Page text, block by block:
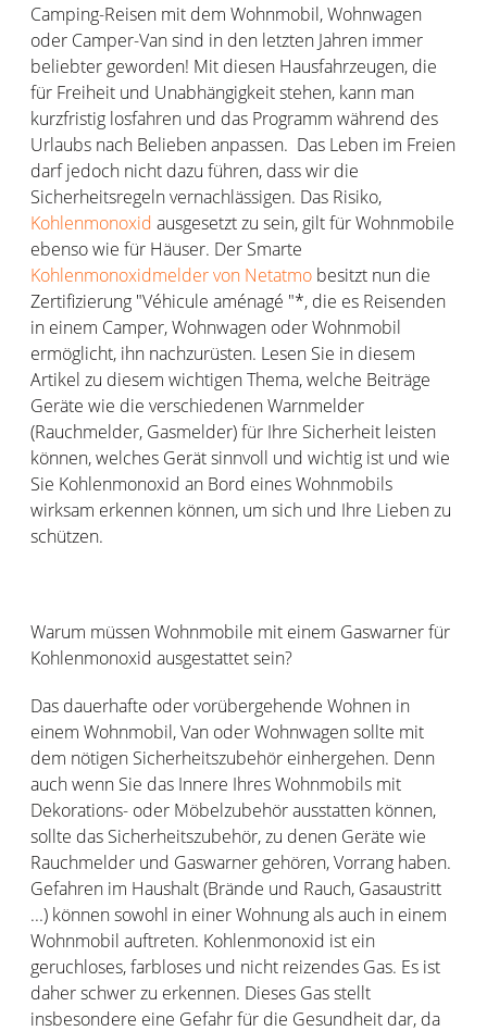
Camping-Reisen mit dem Wohnmobil, Wohnwagen
oder Camper-Van sind in den letzten Jahren immer
beliebter geworden! Mit diesen Hausfahrzeugen, die
für Freiheit und Unabhängigkeit stehen, kann man
kurzfristig losfahren und das Programm während des
Urlaubs nach Belieben anpassen. Das Leben im Freien
darf jedoch nicht dazu führen, dass wir die
Sicherheitsregeln vernachlässigen. Das Risiko,
Kohlenmonoxid ausgesetzt zu sein, gilt für Wohnmobile
ebenso wie für Häuser. Der Smarte
Kohlenmonoxidmelder von Netatmo besitzt nun die
Zertifizierung "Véhicule aménagé "*, die es Reisenden
in einem Camper, Wohnwagen oder Wohnmobil
ermöglicht, ihn nachzurüsten. Lesen Sie in diesem
Artikel zu diesem wichtigen Thema, welche Beiträge
Geräte wie die verschiedenen Warnmelder
(Rauchmelder, Gasmelder) für Ihre Sicherheit leisten
können, welches Gerät sinnvoll und wichtig ist und wie
Sie Kohlenmonoxid an Bord eines Wohnmobils
wirksam erkennen können, um sich und Ihre Lieben zu
schützen.
Warum müssen Wohnmobile mit einem Gaswarner für
Kohlenmonoxid ausgestattet sein?
Das dauerhafte oder vorübergehende Wohnen in
einem Wohnmobil, Van oder Wohnwagen sollte mit
dem nötigen Sicherheitszubehör einhergehen. Denn
auch wenn Sie das Innere Ihres Wohnmobils mit
Dekorations- oder Möbelzubehör ausstatten können,
sollte das Sicherheitszubehör, zu denen Geräte wie
Rauchmelder und Gaswarner gehören, Vorrang haben.
Gefahren im Haushalt (Brände und Rauch, Gasaustritt
...) können sowohl in einer Wohnung als auch in einem
Wohnmobil auftreten. Kohlenmonoxid ist ein
geruchloses, farbloses und nicht reizendes Gas. Es ist
daher schwer zu erkennen. Dieses Gas stellt
insbesondere eine Gefahr für die Gesundheit dar, da